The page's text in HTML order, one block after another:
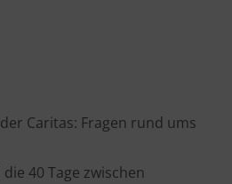
Caritas: Fragen rund ums
40 Tage zwischen